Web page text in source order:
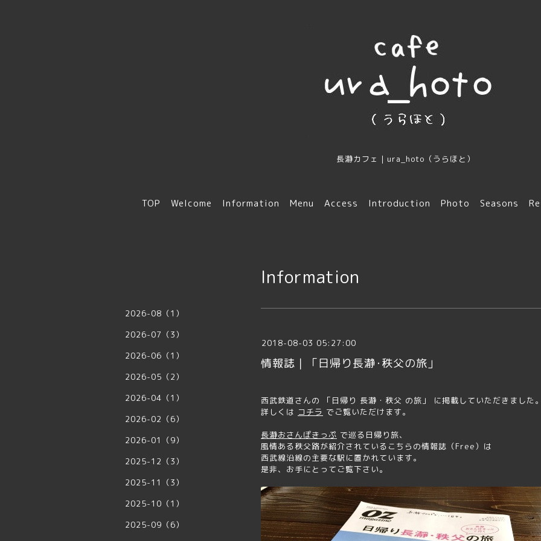
長瀞カフェ｜ura_hoto（うらほと）
TOP Welcome Information Menu Access Introduction Photo Seasons
Information
2018-08-03 05:27:00
情報誌｜「日帰り長瀞･秩父の旅」
西武鉄道さんの 「日帰り 長瀞・秩父 の旅」 に掲載していただきました
詳しくは コチラ でご覧いただけます。
長瀞おさんぽきっぷ で巡る日帰り旅、
風情ある秩父路が紹介されているこちらの情報誌（Free）は
西武線沿線の主要な駅に置かれています。
是非、お手にとってご覧下さい。
2026-08（1）
2026-07（3）
2026-06（1）
2026-05（2）
2026-04（1）
2026-02（6）
2026-01（9）
2025-12（3）
2025-11（3）
2025-10（1）
2025-09（6）